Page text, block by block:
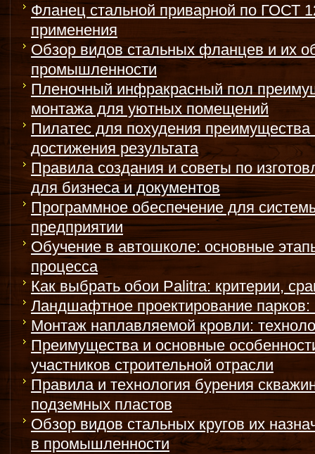
Фланец стальной приварной по ГОСТ
применения
Обзор видов стальных фланцев и их
промышленности
Пленочный инфракрасный пол
монтажа для уютных помещений
Пилатес для похудения
достижения результата
Правила создания и советы по
для бизнеса и документов
Программное обеспечение для
предприятии
Обучение в автошколе: основные
процесса
Как выбрать обои Palitra: критерии,
Ландшафтное проектирование
Монтаж наплавляемой кровли:
Преимущества и основные
участников строительной отрасли
Правила и технология бурения
подземных пластов
Обзор видов стальных кругов их
в промышленности